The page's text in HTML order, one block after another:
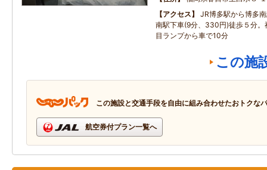
アクセス
JR博多駅から博多
南駅下車(9分、330円)徒歩５分。
目ランプから車で10分
この施
この施設と交通手段を自由に組み合わせたおトクな
航空券付プラン一覧へ